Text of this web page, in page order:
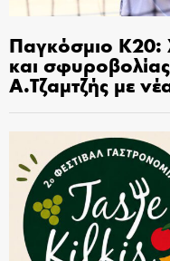
Παγκόσμιο Κ20:
και
Α.Τζαμτζής με